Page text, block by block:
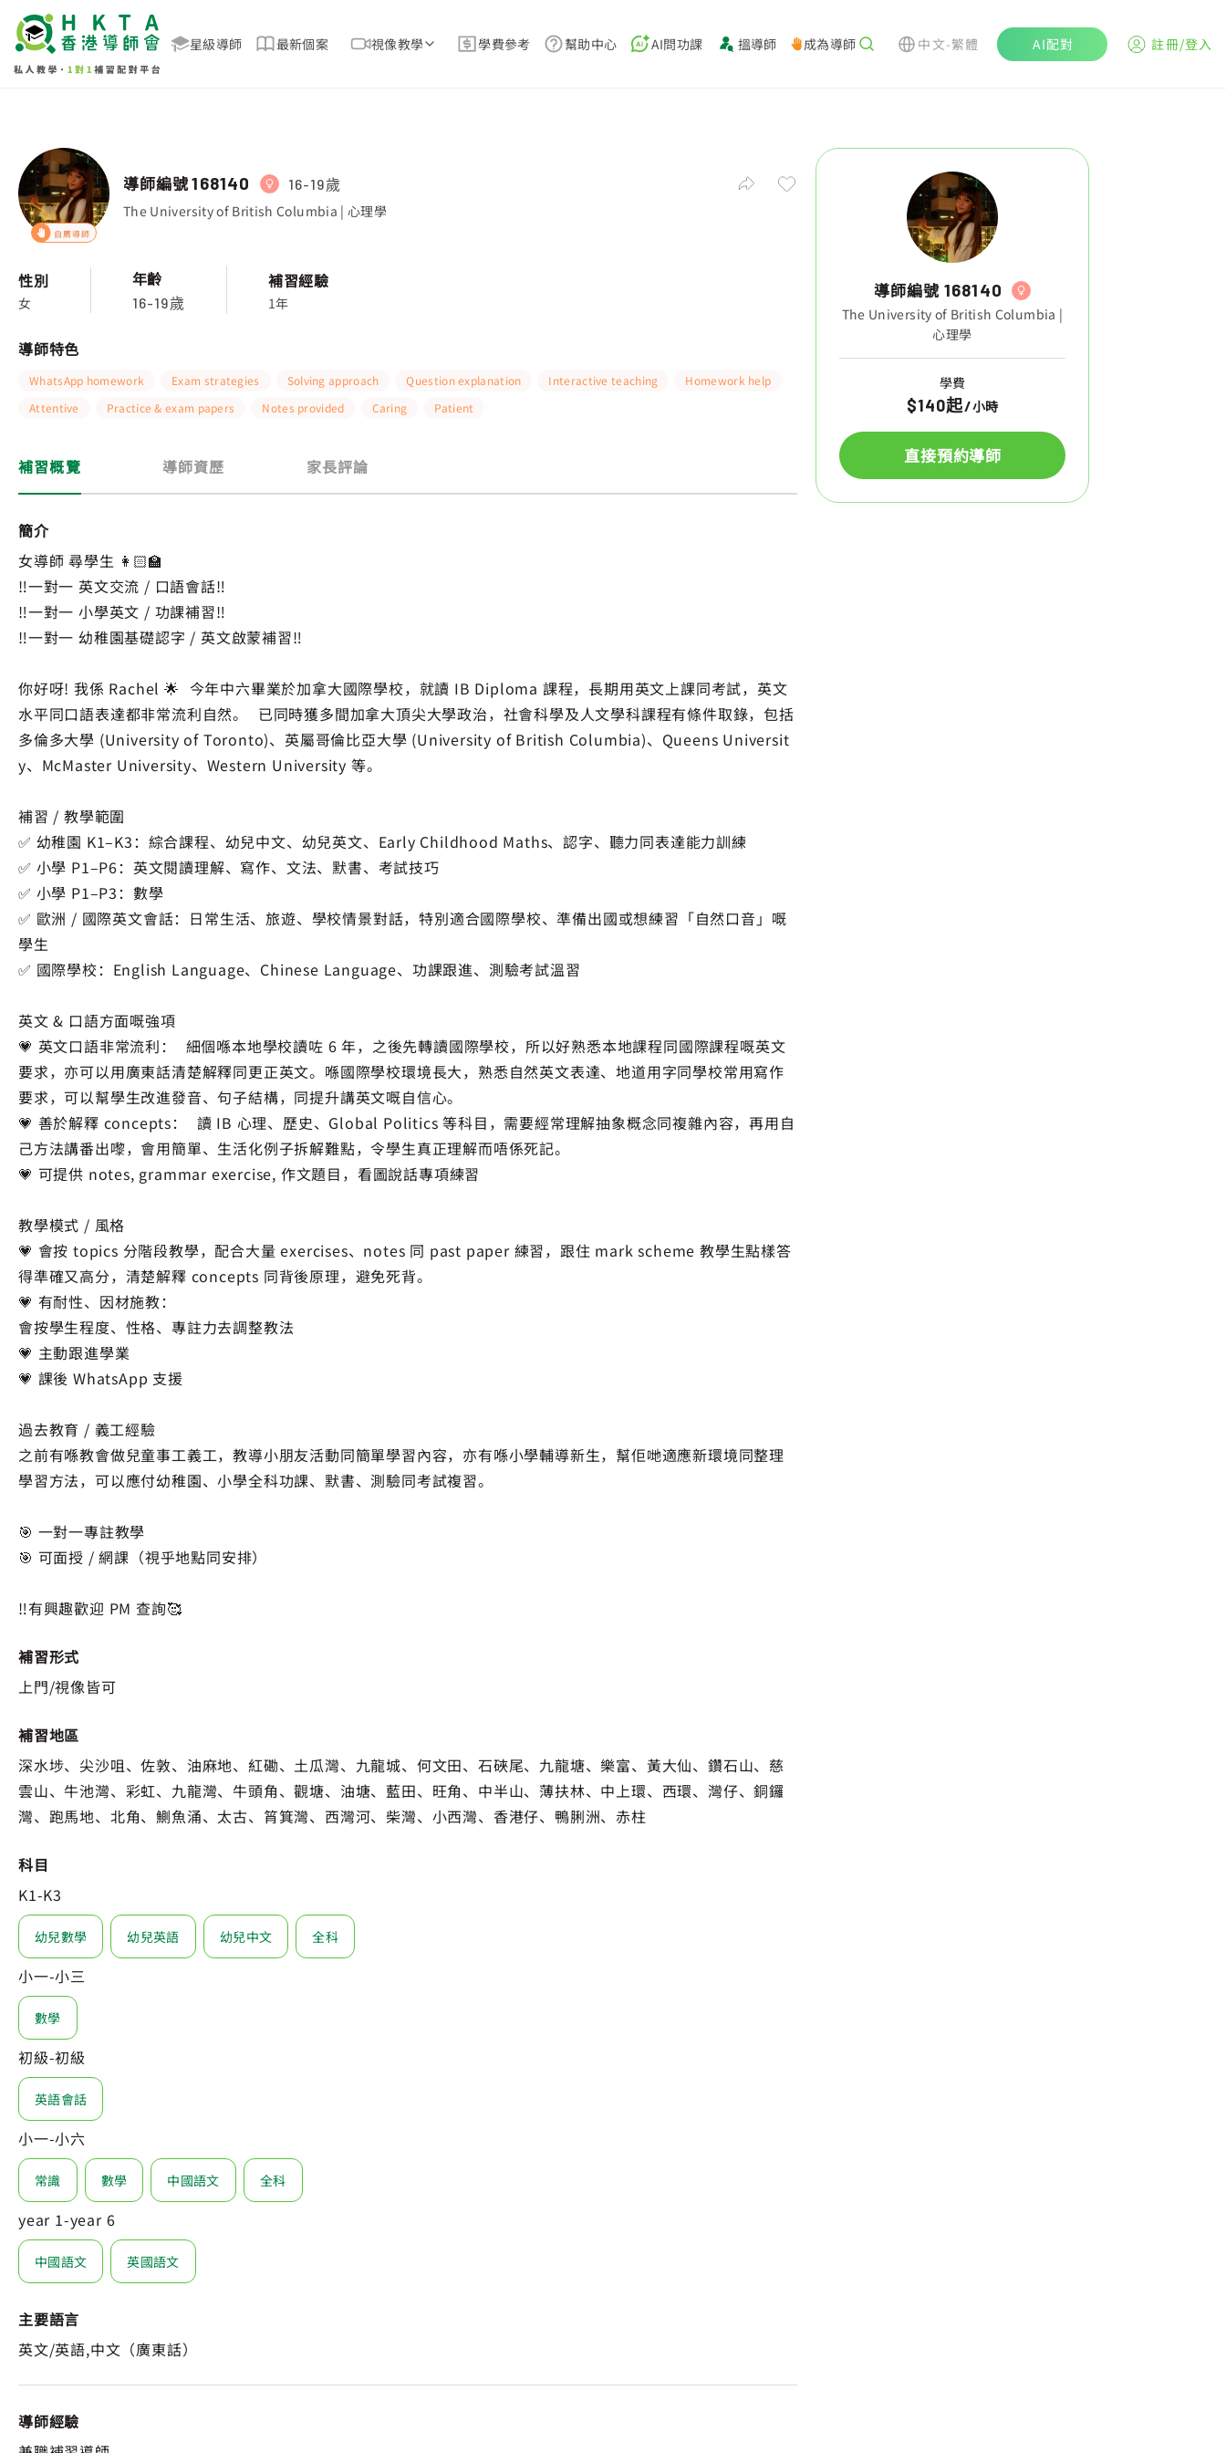
星級導師 最新個案 視像教學 學費參考 幫助中心 AI問功課 搵導師 成為導師 中文-繁體 AI配對 註冊/登入
自薦導師
導師編號168140 16-19歲
The University of British Columbia | 心理學
性別
女
年齡
16-19歲
補習經驗
1年
導師特色
WhatsApp homework Exam strategies Solving approach Question explanation Interactive teaching
Homework help
Attentive
Practice & exam papers Notes provided Caring Patient
補習概覽 導師資歷 家長評論
簡介
女導師 尋學生 👩🏻‍🏫
‼️一對一 英文交流 / 口語會話‼️
‼️一對一 小學英文 / 功課補習‼️
‼️一對一 幼稚園基礎認字 / 英文啟蒙補習‼️
你好呀! 我係 Rachel 🌟 今年中六畢業於加拿大國際學校，就讀 IB Diploma 課程，長期用英文上課同考試，英文
水平同口語表達都非常流利自然。 已同時獲多間加拿大頂尖大學政治，社會科學及人文學科課程有條件取錄，包括
多倫多大學 (University of Toronto)、英屬哥倫比亞大學 (University of British Columbia)、Queens Universit
y、McMaster University、Western University 等。
補習 / 教學範圍
✅ 幼稚園 K1–K3：綜合課程、幼兒中文、幼兒英文、Early Childhood Maths、認字、聽力同表達能力訓練
✅ 小學 P1–P6：英文閱讀理解、寫作、文法、默書、考試技巧
✅ 小學 P1–P3：數學
✅ 歐洲 / 國際英文會話：日常生活、旅遊、學校情景對話，特別適合國際學校、準備出國或想練習「自然口音」嘅
學生
✅ 國際學校：English Language、Chinese Language、功課跟進、測驗考試溫習
英文 & 口語方面嘅強項
💗 英文口語非常流利： 細個喺本地學校讀咗 6 年，之後先轉讀國際學校，所以好熟悉本地課程同國際課程嘅英文
要求，亦可以用廣東話清楚解釋同更正英文。喺國際學校環境長大，熟悉自然英文表達、地道用字同學校常用寫作
要求，可以幫學生改進發音、句子結構，同提升講英文嘅自信心。
💗 善於解釋 concepts： 讀 IB 心理、歷史、Global Politics 等科目，需要經常理解抽象概念同複雜內容，再用自
己方法講番出嚟，會用簡單、生活化例子拆解難點，令學生真正理解而唔係死記。
💗 可提供 notes, grammar exercise, 作文題目，看圖說話專項練習
教學模式 / 風格
💗 會按 topics 分階段教學，配合大量 exercises、notes 同 past paper 練習，跟住 mark scheme 教學生點樣答
得準確又高分，清楚解釋 concepts 同背後原理，避免死背。
💗 有耐性、因材施教：
會按學生程度、性格、專註力去調整教法
💗 主動跟進學業
💗 課後 WhatsApp 支援
過去教育 / 義工經驗
之前有喺教會做兒童事工義工，教導小朋友活動同簡單學習內容，亦有喺小學輔導新生，幫佢哋適應新環境同整理
學習方法，可以應付幼稚園、小學全科功課、默書、測驗同考試複習。
🎯 一對一專註教學
🎯 可面授 / 網課（視乎地點同安排）
‼️有興趣歡迎 PM 查詢🥰
補習形式
上門/視像皆可
補習地區
深水埗、尖沙咀、佐敦、油麻地、紅磡、土瓜灣、九龍城、何文田、石硤尾、九龍塘、樂富、黃大仙、鑽石山、慈
雲山、牛池灣、彩虹、九龍灣、牛頭角、觀塘、油塘、藍田、旺角、中半山、薄扶林、中上環、西環、灣仔、銅鑼
灣、跑馬地、北角、鰂魚涌、太古、筲箕灣、西灣河、柴灣、小西灣、香港仔、鴨脷洲、赤柱
科目
K1-K3
幼兒數學 幼兒英語 幼兒中文 全科
小一-小三
數學
初級-初級
英語會話
小一-小六
常識 數學 中國語文 全科
year 1-year 6
中國語文 英國語文
主要語言
英文/英語,中文（廣東話）
導師經驗
導師編號 168140
The University of British Columbia |
心理學
學費
$140起/小時
直接預約導師